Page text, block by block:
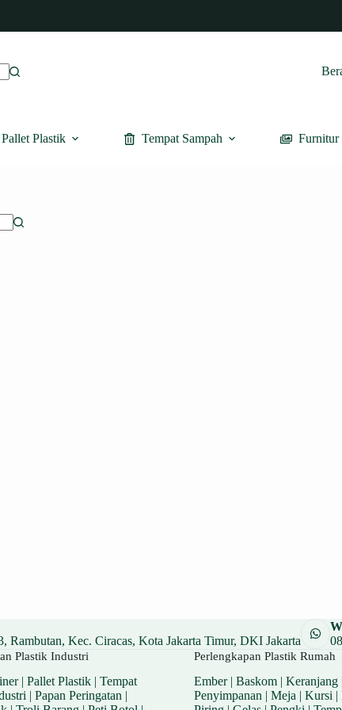
Pallet Plastik Tempat Sampah Furnitur
Rambutan, Kec. Ciracas, Kota Jakarta Timur, DKI Jakarta
Plastik Industri
| Pallet Plastik| Tempat
| Papan Peringatan |
Perlengkapan Plastik Rumah
Ember| Baskom| Keranjang|
Penyimpanan | Meja | Kursi |